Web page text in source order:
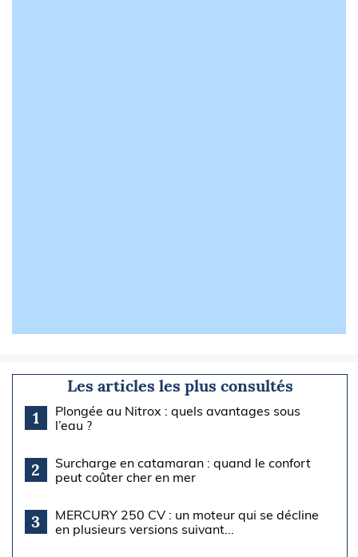
Les articles les plus consultés
1
Plongée au Nitrox : quels avantages sous
l’eau ?
2
Surcharge en catamaran : quand le confort
peut coûter cher en mer
3
MERCURY 250 CV : un moteur qui se décline
en plusieurs versions suivant...